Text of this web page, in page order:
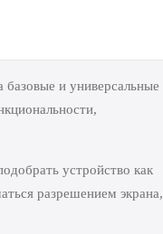
и универсальные
устройство как
разрешением экрана,